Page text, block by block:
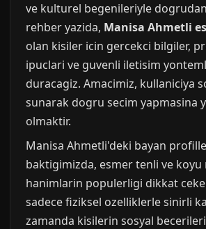
ve kulturel begenileriyle
rehber yazida, Manisa Ahmetli
olan kisiler icin gercekci bilgiler,
ipuclari ve guvenli iletisim
duracagiz. Amacimiz, kullaniciya
sunarak dogru secim yapmasina
olmaktir.
Manisa Ahmetli'deki bayan
baktigimizda, esmer tenli ve koyu
hanimlarin populerligi dikkat
sadece fiziksel ozelliklerle sinirli
zamanda kisilerin sosyal